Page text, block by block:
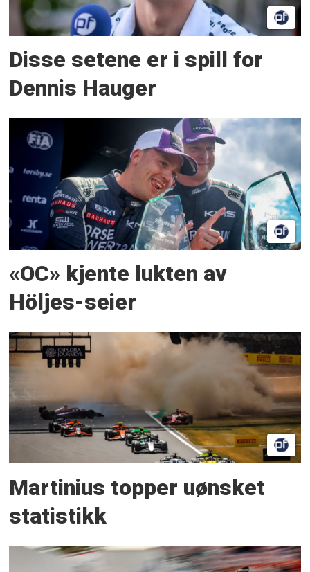
Disse setene er i spill for
Dennis Hauger
«OC» kjente lukten av
Höljes-seier
Martinius topper uønsket
statistikk